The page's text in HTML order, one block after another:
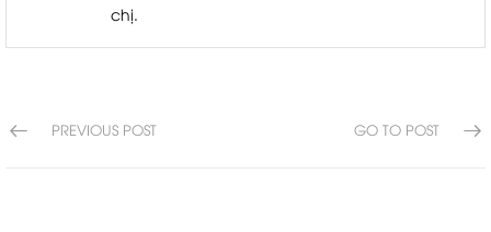
chị.
PREVIOUS POST GO TO POST